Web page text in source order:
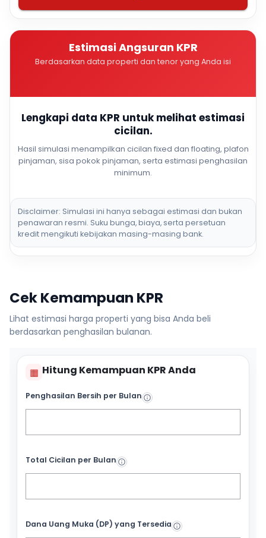
Estimasi Angsuran KPR
Berdasarkan data properti dan tenor yang Anda isi
Lengkapi data KPR untuk melihat estimasi
cicilan.
Hasil simulasi menampilkan cicilan fixed dan floating, plafon
pinjaman, sisa pokok pinjaman, serta estimasi penghasilan
minimum.
Disclaimer: Simulasi ini hanya sebagai estimasi dan bukan
penawaran resmi. Suku bunga, biaya, serta persetuan
kredit mengikuti kebijakan masing-masing bank.
Cek Kemampuan KPR
Lihat estimasi harga properti yang bisa Anda beli
berdasarkan penghasilan bulanan.
▦ Hitung Kemampuan KPR Anda
Penghasilan Bersih per Bulan
Total Cicilan per Bulan
Dana Uang Muka (DP) yang Tersedia